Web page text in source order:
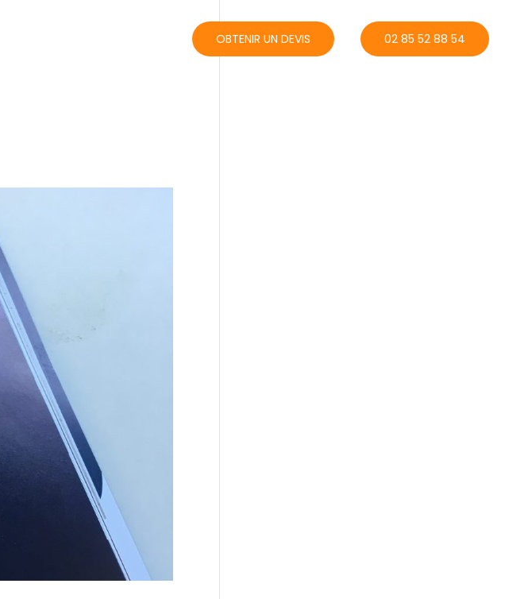
OBTENIR UN DEVIS 02 85 52 88 54